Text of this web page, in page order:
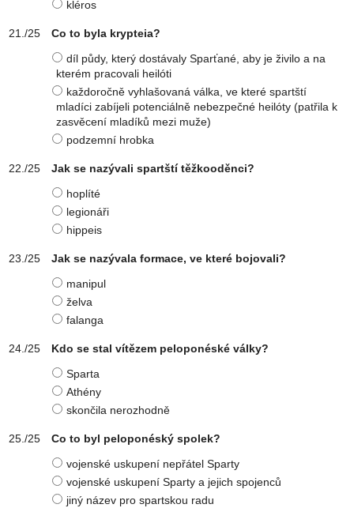
kléros
Co to byla krypteia?
díl půdy, který dostávaly Sparťané, aby je živilo a na
kterém pracovali heilóti
každoročně vyhlašovaná válka, ve které spartští
mladíci zabíjeli potenciálně nebezpečné heilóty (patřila k
zasvěcení mladíků mezi muže)
podzemní hrobka
Jak se nazývali spartští těžkooděnci?
hoplíté
legionáři
hippeis
Jak se nazývala formace, ve které bojovali?
manipul
želva
falanga
Kdo se stal vítězem peloponéské války?
Sparta
Athény
skončila nerozhodně
Co to byl peloponéský spolek?
vojenské uskupení nepřátel Sparty
vojenské uskupení Sparty a jejich spojenců
jiný název pro spartskou radu